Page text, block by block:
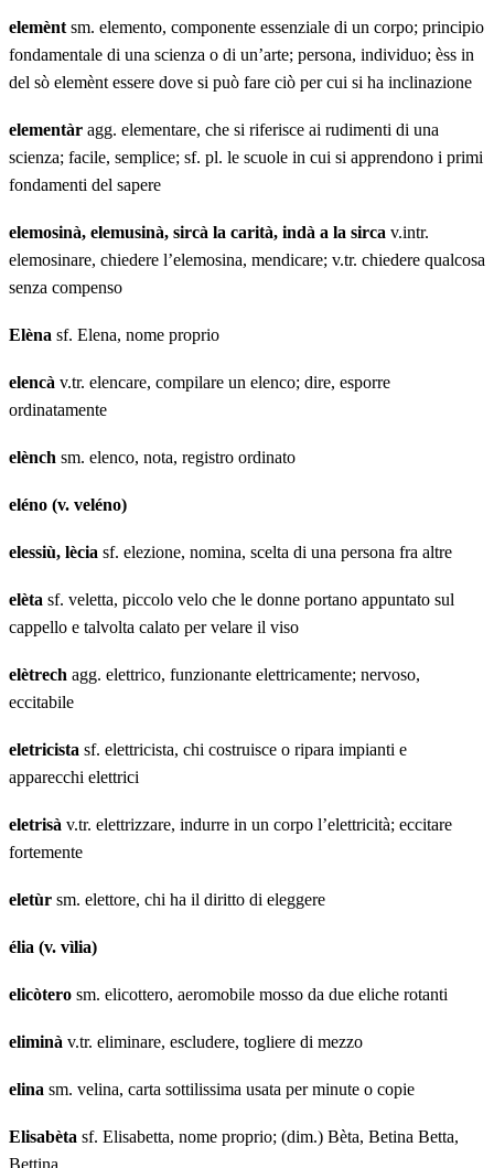
elemènt sm. elemento, componente essenziale di un corpo; principio
fondamentale di una scienza o di un’arte; persona, individuo; èss in
del sò elemènt essere dove si può fare ciò per cui si ha inclinazione
elementàr agg. elementare, che si riferisce ai rudimenti di una
scienza; facile, semplice; sf. pl. le scuole in cui si apprendono i primi
fondamenti del sapere
elemosinà, elemusinà, sircà la carità, indà a la sirca v.intr.
elemosinare, chiedere l’elemosina, mendicare; v.tr. chiedere qualcosa
senza compenso
Elèna sf. Elena, nome proprio
elencà v.tr. elencare, compilare un elenco; dire, esporre
ordinatamente
elènch sm. elenco, nota, registro ordinato
eléno (v. veléno)
elessiù, lècia sf. elezione, nomina, scelta di una persona fra altre
elèta sf. veletta, piccolo velo che le donne portano appuntato sul
cappello e talvolta calato per velare il viso
elètrech agg. elettrico, funzionante elettricamente; nervoso,
eccitabile
eletricista sf. elettricista, chi costruisce o ripara impianti e
apparecchi elettrici
eletrisà v.tr. elettrizzare, indurre in un corpo l’elettricità; eccitare
fortemente
eletùr sm. elettore, chi ha il diritto di eleggere
élia (v. vìlia)
elicòtero sm. elicottero, aeromobile mosso da due eliche rotanti
eliminà v.tr. eliminare, escludere, togliere di mezzo
elina sm. velina, carta sottilissima usata per minute o copie
Elisabèta sf. Elisabetta, nome proprio; (dim.) Bèta, Betina Betta,
Bettina